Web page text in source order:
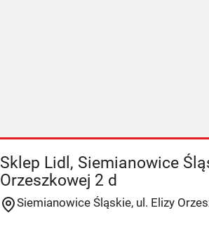
Sklep Lidl, Siemianowice
Orzeszkowej 2 d
Siemianowice Śląskie, ul. Elizy